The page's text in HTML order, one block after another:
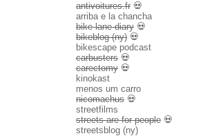
antivoitures.fr 💀
arriba e la chancha
bike lane diary 💀
bikeblog (ny) 💀
bikescape podcast
carbusters 💀
carectomy 💀
kinokast
menos um carro
nicomachus 💀
streetfilms
streets are for people 💀
streetsblog (ny)